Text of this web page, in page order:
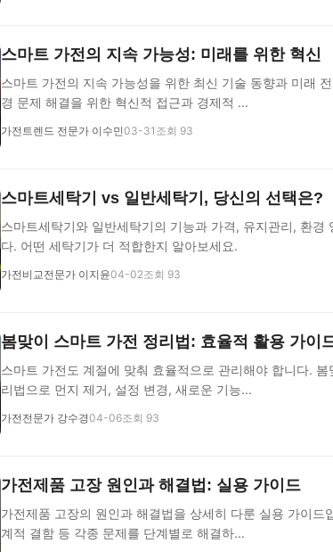
스마트 가전의 지속 가능성: 미래를 위한 혁신
스마트 가전의 지속 가능성을 위한 최신 기술 동향과 미래
경 문제 해결을 위한 혁신적 접근과 경제적 ...
가전트렌드 전문가 이수민03-31 조회 93
스마트세탁기 vs 일반세탁기, 당신의 선택은?
스마트세탁기와 일반세탁기의 기능과 가격, 유지관리, 환경
다. 어떤 세탁기가 더 적합한지 알아보세요.
가전비교전문가 이지윤04-02조회 93
봄맞이 스마트 가전 정리법: 효율적 활용 가이
스마트 가전도 계절에 맞춰 효율적으로 관리해야 합니다. 봄
리법으로 먼지 제거, 설정 변경, 새로운 기능...
가전전문가 강수경04-06조회 93
가전제품 고장 원인과 해결법: 실용 가이드
가전제품 고장의 원인과 해결법을 상세히 다룬 실용 가이드
계적 결함 등 각종 문제를 단계별로 해결하...